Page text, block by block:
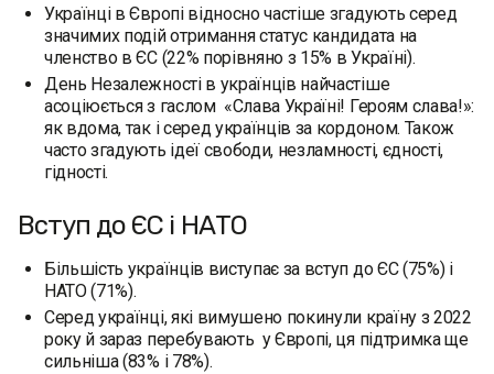
Українці в Європі відносно частіше згадують серед
значимих подій отримання статус кандидата на
членство в ЄС (22% порівняно з 15% в Україні).
День Незалежності в українців найчастіше
асоціюється з гаслом «Слава Україні! Героям слава!»:
як вдома, так і серед українців за кордоном. Також
часто згадують ідеї свободи, незламності, єдності,
гідності.
Вступ до ЄС і НАТО
Більшість українців виступає за вступ до ЄС (75%) і
НАТО (71%).
Серед українці, які вимушено покинули країну з 2022
року й зараз перебувають у Європі, ця підтримка ще
сильніша (83% і 78%).